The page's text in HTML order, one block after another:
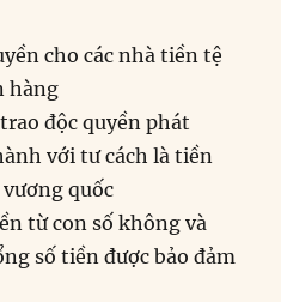
cho các nhà tiền tệ
hàng
độc quyền phát
với tư cách là tiền
quốc
từ con số không và
số tiền được bảo đảm